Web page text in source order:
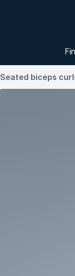
Seated biceps